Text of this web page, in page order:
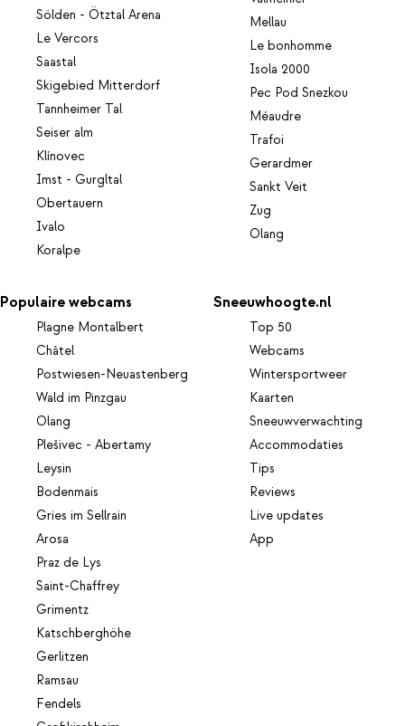
Sölden - Ötztal Arena
Le Vercors
Saastal
Skigebied Mitterdorf
Tannheimer Tal
Seiser alm
Klínovec
Imst - Gurgltal
Obertauern
Ivalo
Koralpe
Mellau
Le bonhomme
Isola 2000
Pec Pod Snezkou
Méaudre
Trafoi
Gerardmer
Sankt Veit
Zug
Olang
Populaire webcams
Plagne Montalbert
Châtel
Postwiesen-Neuastenberg
Wald im Pinzgau
Olang
Plešivec - Abertamy
Leysin
Bodenmais
Gries im Sellrain
Arosa
Praz de Lys
Saint-Chaffrey
Grimentz
Katschberghöhe
Gerlitzen
Ramsau
Fendels
Sneeuwhoogte.nl
Top 50
Webcams
Wintersportweer
Kaarten
Sneeuwverwachting
Accommodaties
Tips
Reviews
Live updates
App